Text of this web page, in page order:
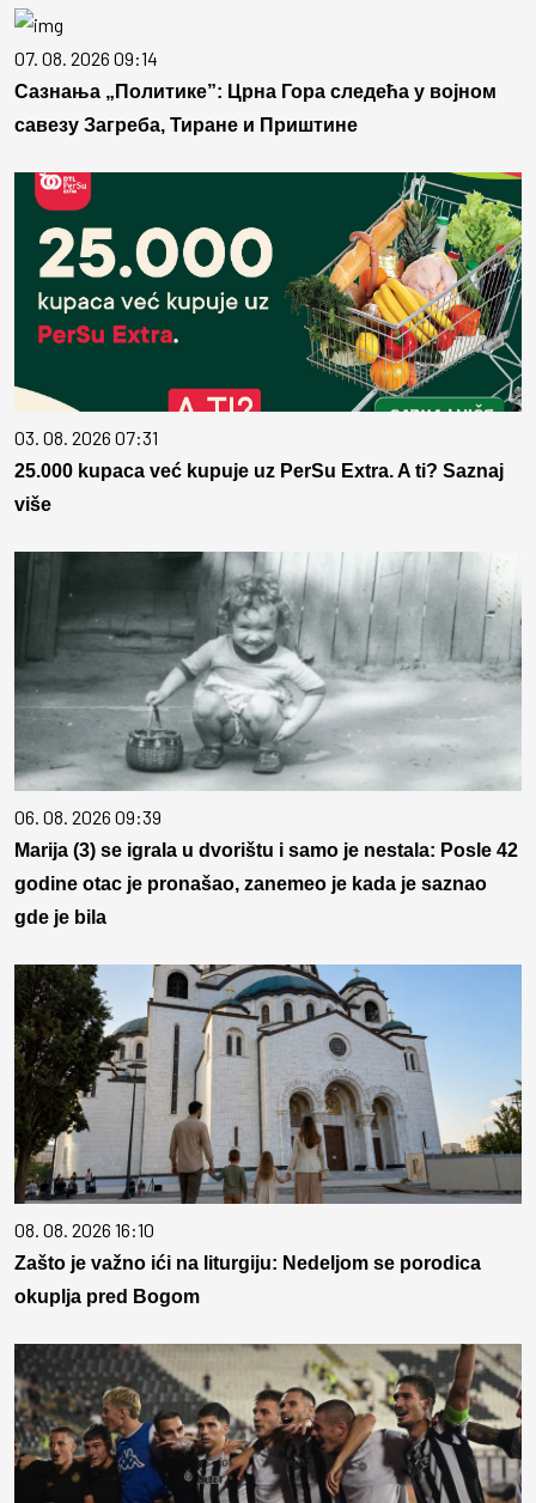
07. 08. 2026 09:14
Сазнања „Политике”: Црна Гора следећа у војном
савезу Загреба, Тиране и Приштине
03. 08. 2026 07:31
25.000 kupaca već kupuje uz PerSu Extra. A ti? Saznaj
više
06. 08. 2026 09:39
Marija (3) se igrala u dvorištu i samo je nestala: Posle 42
godine otac je pronašao, zanemeo je kada je saznao
gde je bila
08. 08. 2026 16:10
Zašto je važno ići na liturgiju: Nedeljom se porodica
okuplja pred Bogom